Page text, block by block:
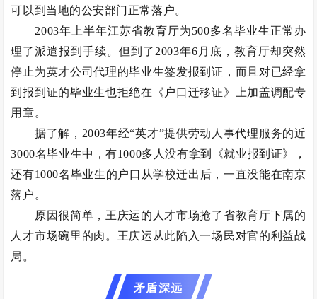
可以到当地的公安部门正常落户。
2003年上半年江苏省教育厅为500多名毕业生正常办
理了派遣报到手续。但到了2003年6月底，教育厅却突然
停止为英才公司代理的毕业生签发报到证，而且对已经拿
到报到证的毕业生也拒绝在《户口迁移证》上加盖调配专
用章。
据了解，2003年经“英才”提供劳动人事代理服务的近
3000名毕业生中，有1000多人没有拿到《就业报到证》，
还有1000名毕业生的户口从学校迁出后，一直没能在南京
落户。
原因很简单，王庆运的人才市场抢了省教育厅下属的
人才市场碗里的肉。王庆运从此陷入一场民对官的利益战
局。
矛盾深远